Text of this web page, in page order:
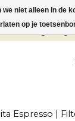
t/m zondag 9
Espresso |
niet alleen in de
op je